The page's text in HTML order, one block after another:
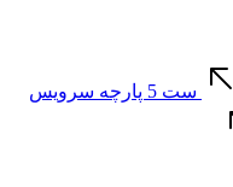
ست 5 پارچه سرویس